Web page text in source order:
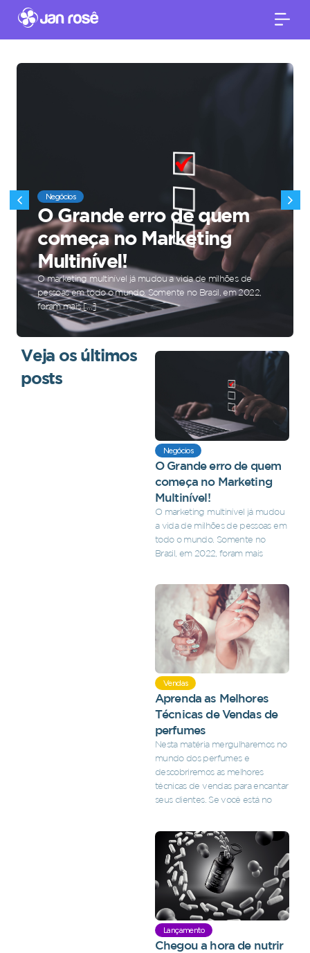
Negócios
O Grande erro de quem
começa no Marketing
Multinível!
O marketing multinível já mudou a vida de milhões de
pessoas em todo o mundo. Somente no Brasil, em 2022,
foram mais […]
Veja os últimos
posts
Negócios
O Grande erro de quem
começa no Marketing
Multinível!
O marketing multinível já mudou
a vida de milhões de pessoas em
todo o mundo. Somente no
Brasil, em 2022, foram mais
Vendas
Aprenda as Melhores
Técnicas de Vendas de
perfumes
Nesta matéria mergulharemos no
mundo dos perfumes e
descobriremos as melhores
técnicas de vendas para encantar
seus clientes. Se você está no
Lançamento
Chegou a hora de nutrir